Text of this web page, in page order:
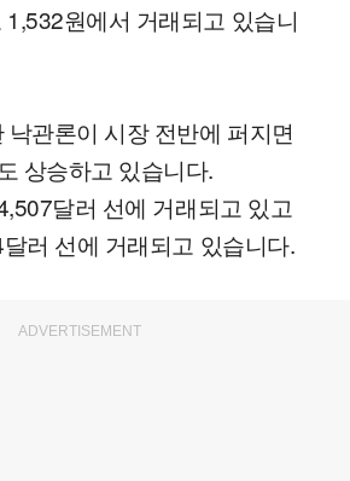
원에서 거래되고 있습니
낙관론이 시장 전반에 퍼지면
상승하고 있습니다.
달러 선에 거래되고 있고
러 선에 거래되고 있습니다.
ADVERTISEMENT